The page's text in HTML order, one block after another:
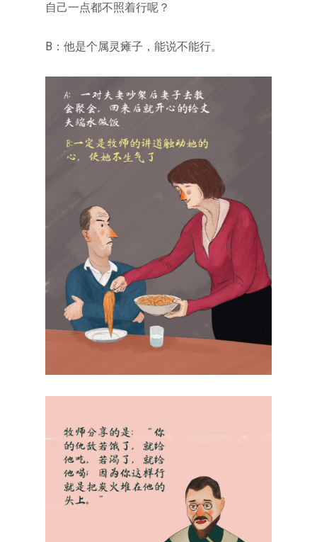
自己一点都不照着行呢？
B：他是个属灵瘫子，能说不能行。